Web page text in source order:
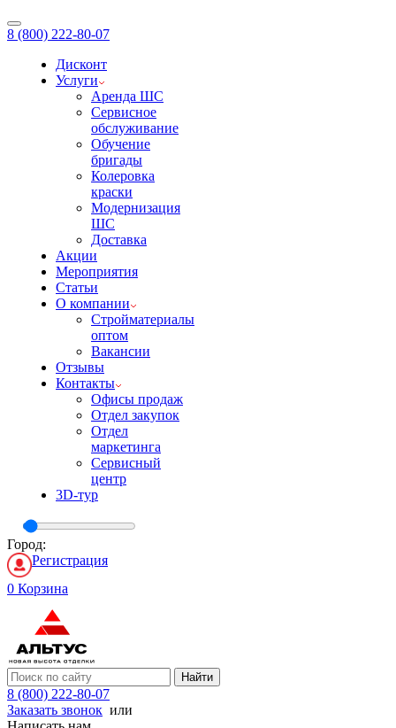
8 (800) 222-80-07
Дисконт
Услуги
Аренда ШС
Сервисное
обслуживание
Обучение
бригады
Колеровка
краски
Модернизация
ШС
Доставка
Акции
Мероприятия
Статьи
О компании
Стройматериалы
оптом
Вакансии
Отзывы
Контакты
Офисы продаж
Отдел закупок
Отдел
маркетинга
Сервисный
центр
3D-тур
Город:
Регистрация
0 Корзина
Найти
8 (800) 222-80-07
Заказать звонок или